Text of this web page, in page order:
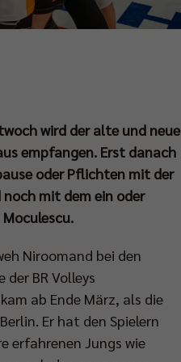
wird der alte und neue
empfangen. Erst danach
oder Pflichten mit der
mit dem ein oder
Niroomand bei den
BR Volleys
ab Ende März, als die
Er hat den Spielern
erfahrenen Jungs wie